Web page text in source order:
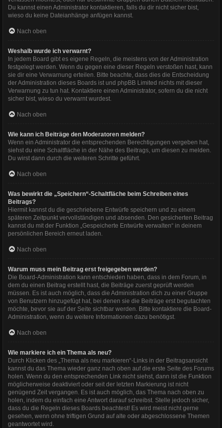
Du kannst einen Administrator kontaktieren, falls du dir nicht sicher bist,
wieso du keine Dateianhänge anfügen kannst.
Nach oben
Weshalb wurde ich verwarnt?
In jedem Board gibt es eigene Regeln, die meistens von der Administration
festgelegt werden. Wenn du gegen eine dieser Regeln verstoßen hast, kann
sie dir eine Verwarnung erteilen. Bitte beachte, dass dies die Entscheidung
der Administration dieses Boards ist und phpBB Limited nichts mit dieser
Verwarnung zu tun hat. Kontaktiere einen Administrator, sofern du die nicht
sicher bist, wieso du verwarnt wurdest.
Nach oben
Wie kann ich Beiträge den Moderatoren melden?
Wenn ein Administrator die entsprechenden Berechtigungen vergeben hat,
siehst du eine Schaltfläche in der Nähe des Beitrags, um diesen zu melden.
Du wirst dann durch die weiteren Schritte geführt.
Nach oben
Was bewirkt die „Speichern“-Schaltfläche beim Schreiben eines
Beitrags?
Hiermit kannst du die geschriebene Entwürfe speichern und zu einem
späteren Zeitpunkt vervollständigen und absenden. Den gesicherten Beitrag
kannst du mit der Funktion „Gespeicherte Entwürfe verwalten“ in deinem
persönlichen Bereich erneut laden.
Nach oben
Warum muss mein Beitrag erst freigegeben werden?
Die Board-Administration kann entschieden haben, dass in dem Forum, in
dem du einen Beitrag erstellt hast, die Beiträge zuerst geprüft werden
müssen. Es ist auch möglich, dass die Administration dich zu einer Gruppe
von Benutzern hinzugefügt hat, bei denen sie die Beiträge erst begutachten
möchte, bevor sie auf der Seite sichtbar werden. Bitte kontaktiere die Board-
Administration, wenn du weitere Informationen dazu benötigst.
Nach oben
Wie markiere ich ein Thema als neu?
Durch Klicken des „Thema als neu markieren“-Links in der Beitragsansicht
kannst du das Thema wieder ganz nach oben auf die erste Seite des Forums
holen. Wenn du den entsprechenden Link nicht siehst, dann ist die Funktion
möglicherweise deaktiviert oder seit der letzten Markierung ist nicht
genügend Zeit vergangen. Es ist auch möglich, das Thema nach oben zu
holen, indem du einfach eine Antwort darauf schreibst. Stelle jedoch sicher,
dass du die Regeln dieses Boards beachtest! Es wird meist nicht gerne
gesehen, wenn ohne triftigen Grund auf alte oder abgeschlossene Themen
geantwortet wird.